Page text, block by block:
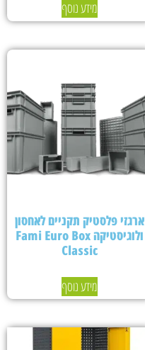
מידע נוסף
ארגזי פלסטיק תקניים לאחסון
ולוגיסטיקה Fami Euro Box
Classic
מידע נוסף